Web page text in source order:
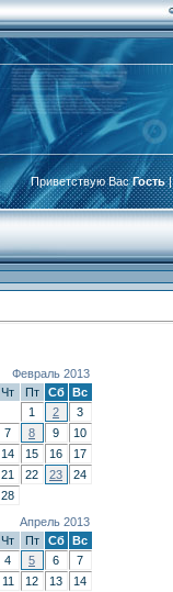
Приветствую ВасГость
Февраль 2013
Чт Пт Сб
Вс
1
2
3
7 8 9
10
14 15 16
17
21 22 23
24
28
Апрель 2013
Чт Пт Сб
Вс
4 5 6
7
11 12 13
14